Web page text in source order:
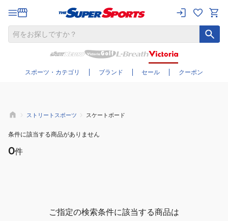
スポーツ・カテゴリ ブランド セール クーポン
さらに絞り込む
ストリートスポーツ スケートボード
条件に該当する商品がありません
0件
ご指定の検索条件に該当する商品は